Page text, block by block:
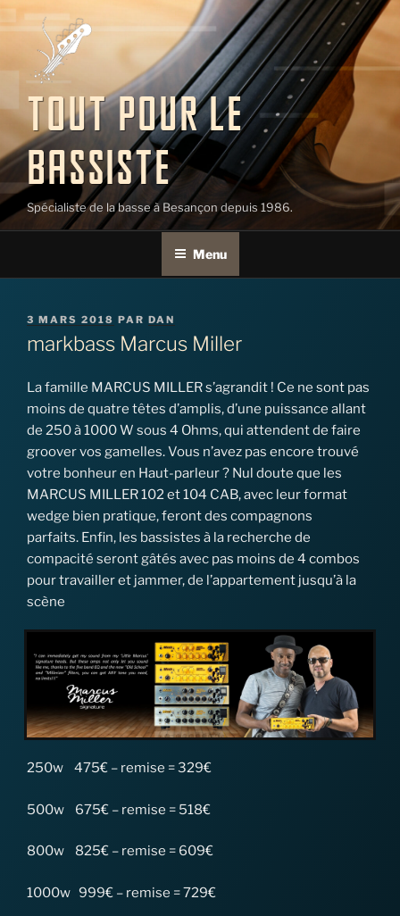
Aller
au
contenu
principal
TOUT POUR LE
BASSISTE
Spécialiste de la basse à Besançon depuis 1986.
Menu
PUBLIÉ
3 MARS 2018 PAR DAN
markbass Marcus Miller
La famille MARCUS MILLER s’agrandit ! Ce ne sont pas
moins de quatre têtes d’amplis, d’une puissance allant
de 250 à 1000 W sous 4 Ohms, qui attendent de faire
groover vos gamelles. Vous n’avez pas encore trouvé
votre bonheur en Haut-parleur ? Nul doute que les
MARCUS MILLER 102 et 104 CAB, avec leur format
wedge bien pratique, feront des compagnons
parfaits. Enfin, les bassistes à la recherche de
compacité seront gâtés avec pas moins de 4 combos
pour travailler et jammer, de l’appartement jusqu’à la
scène
250w 475€ – remise = 329€
500w 675€ – remise = 518€
800w 825€ – remise = 609€
1000w 999€ – remise = 729€